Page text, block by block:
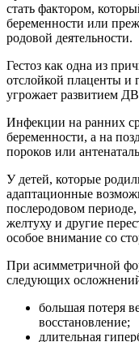
стать фактором,
беременности или
родовой деятельности.
Гестоз как одна из
отслойкой плаценты и
угрожает развитием
Инфекции на ранних
беременности, а на
пороков или
У детей, которые
адаптационные
послеродовом
желтуху и другие
особое внимание со
При асимметричной
следующих
большая потеря
восстановление;
длительная